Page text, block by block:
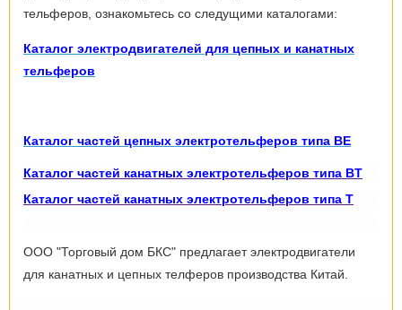
тельферов, ознакомьтесь со следущими каталогами:
Каталог электродвигателей для цепных и канатных
тельферов
Каталог частей цепных электротельферов типа BE
Каталог частей канатных электротельферов типа BТ
Каталог частей канатных электротельферов типа Т
ООО "Торговый дом БКС" предлагает электродвигатели
для канатных и цепных телферов производства Китай.